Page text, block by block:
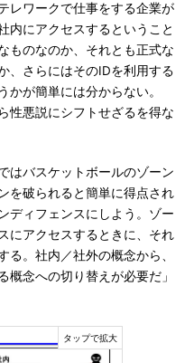
レワークで仕事をする企業が
内にアクセスするということ
ものなのか、それとも正式な
、さらにはそのIDを利用する
かが簡単には分からない。
性悪説にシフトせざるを得な
はバスケットボールのゾーン
を破られると簡単に得点され
ディフェンスにしよう。ゾー
にアクセスするときに、それ
。社内／社外の概念から、
念への切り替えが必要だ」